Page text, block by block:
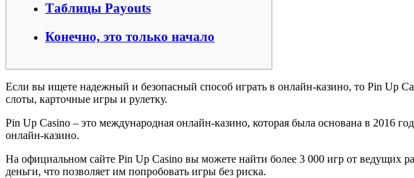
Таблицы Payouts
Конечно, это только начало
Если вы ищете надежный и безопасный способ играть в онлайн-казино, то Pin Up
слоты, карточные игры и рулетку.
Pin Up Casino – это международная онлайн-казино, которая была основана в 2016
онлайн-казино.
На официальном сайте Pin Up Casino вы можете найти более 3 000 игр от ведущих
деньги, что позволяет им попробовать игры без риска.